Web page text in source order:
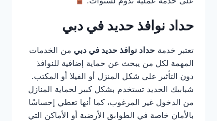
حداد نوافذ حديد في دبي
تعتبر خدمة حداد نوافذ حديد في دبي من الخدمات
المهمة لكل من يبحث عن حماية إضافية للنوافذ
دون التأثير على شكل المنزل أو الفيلا أو المكتب.
شبابيك الحديد تستخدم بشكل كبير لحماية المنازل
من الدخول غير المرغوب، كما أنها تعطي إحساسًا
بالأمان خاصة في الطوابق الأرضية أو الأماكن التي